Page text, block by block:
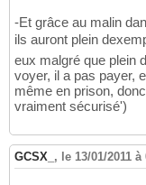
-Et grâce au malin
ils auront plein
eux malgré que plein
voyer, il a pas payer,
même en prison,
vraiment sécurisé')
GCSX_ , le 13/01/2011 à